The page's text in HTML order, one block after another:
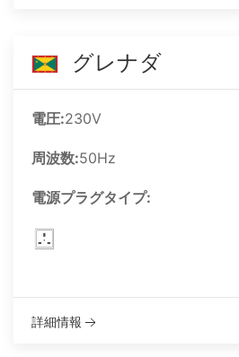
グレナダ
電圧:230V
周波数:50Hz
電源プラグタイプ:
詳細情報